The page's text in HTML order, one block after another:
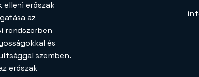
elleni erőszak
az
rendszerben
és
szemben.
erőszak